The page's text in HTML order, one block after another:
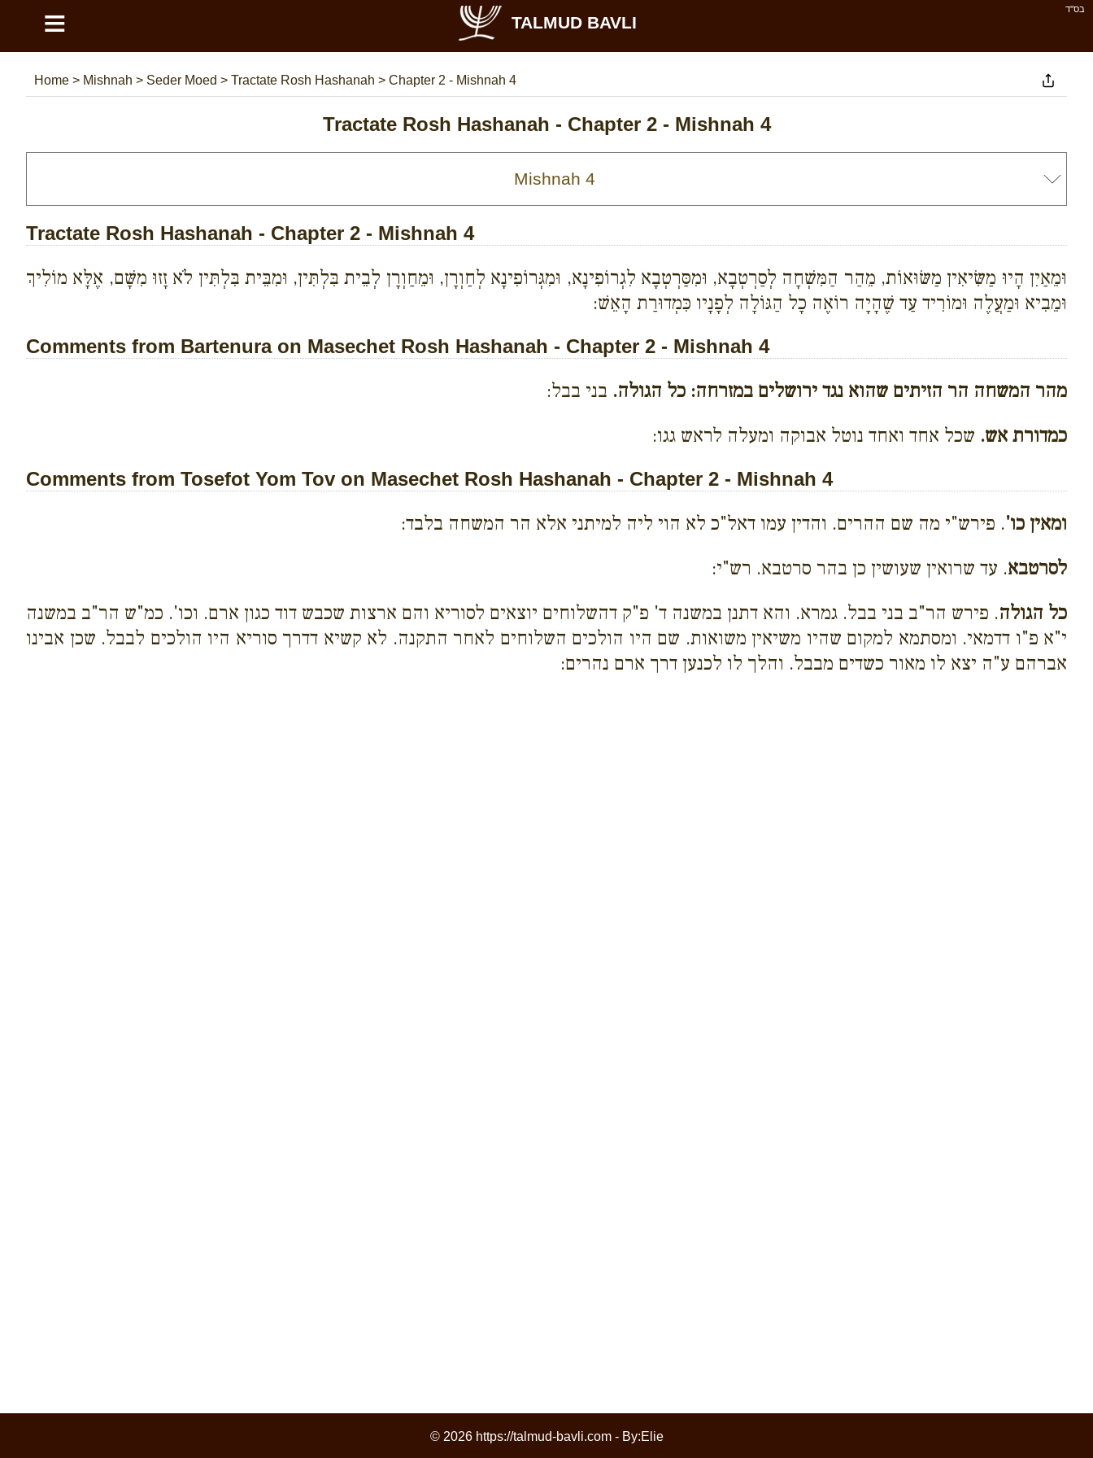
בס''ד ≡ TALMUD BAVLI
Home > Mishnah > Seder Moed > Tractate Rosh Hashanah > Chapter 2 - Mishnah 4
Tractate Rosh Hashanah - Chapter 2 - Mishnah 4
Tractate Rosh Hashanah - Chapter 2 - Mishnah 4
וּמֵאַיִן הָיוּ מַשִּׂיאִין מַשּׂוּאוֹת, מֵהַר הַמִּשְׁחָה לְסַרְטְבָא, וּמִסַּרְטְבָא לִגְרוֹפִינָא, וּמִגְּרוֹפִינָא לְחַוְרָן, וּמֵחַוְרָן לְבֵית בִּלְתִּין, וּמִבֵּית בִּלְתִּין לֹא זָזוּ מִשָּׁם, אֶלָּא מוֹלִיךְ
וּמֵבִיא וּמַעֲלֶה וּמוֹרִיד עַד שֶׁהָיָה רוֹאֶה כָל הַגּוֹלָה לְפָנָיו כִּמְדוּרַת הָאֵשׁ:
Comments from Bartenura on Masechet Rosh Hashanah - Chapter 2 - Mishnah 4
מהר המשחה הר הזיתים שהוא נגד ירושלים במזרחה: כל הגולה. בני בבל:
כמדורת אש. שכל אחד ואחד נוטל אבוקה ומעלה לראש גגו:
Comments from Tosefot Yom Tov on Masechet Rosh Hashanah - Chapter 2 - Mishnah 4
ומאין כו'. פירש"י מה שם ההרים. והדין עמו דאל"כ לא הוי ליה למיתני אלא הר המשחה בלבד:
לסרטבא. עד שרואין שעושין כן בהר סרטבא. רש"י:
כל הגולה. פירש הר"ב בני בבל. גמרא. והא דתנן במשנה ד' פ"ק דהשלוחים יוצאים לסוריא והם ארצות שכבש דוד כגון ארם. וכו'. כמ"ש הר"ב במשנה
י"א פ"ו דדמאי. ומסתמא למקום שהיו משיאין משואות. שם היו הולכים השלוחים לאחר התקנה. לא קשיא דדרך סוריא היו הולכים לבבל. שכן אבינו
אברהם ע"ה יצא לו מאור כשדים מבבל. והלך לו לכנען דרך ארם נהרים:
© 2026 https://talmud-bavli.com - By:Elie